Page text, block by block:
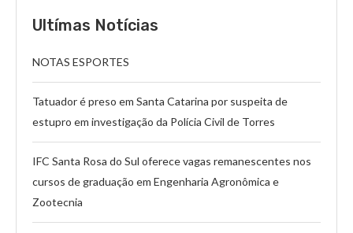
Ultímas Notícias
NOTAS ESPORTES
Tatuador é preso em Santa Catarina por suspeita de
estupro em investigação da Polícia Civil de Torres
IFC Santa Rosa do Sul oferece vagas remanescentes nos
cursos de graduação em Engenharia Agronômica e
Zootecnia